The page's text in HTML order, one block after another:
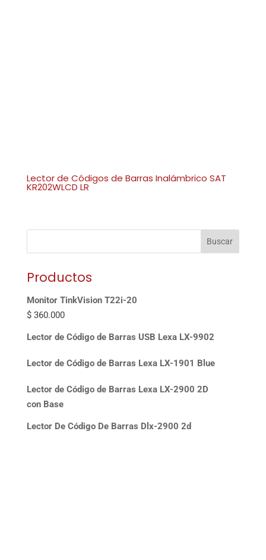
Lector de Códigos de Barras Inalámbrico SAT
KR202WLCD LR
Buscar
Productos
Monitor TinkVision T22i-20
$360.000
Lector de Código de Barras USB Lexa LX-9902
Lector de Código de Barras Lexa LX-1901 Blue
Lector de Código de Barras Lexa LX-2900 2D
con Base
Lector De Código De Barras Dlx-2900 2d